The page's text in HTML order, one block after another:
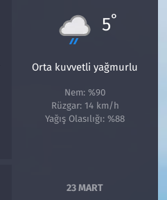
5°
Orta kuvvetli yağmurlu
Nem: %90
Rüzgar: 14 km/h
Yağış Olasılığı: %88
23 MART